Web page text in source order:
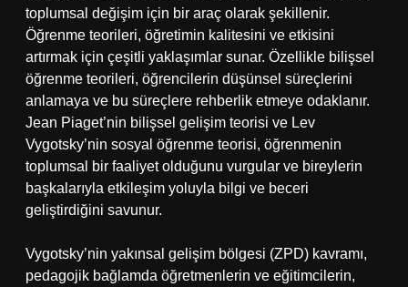
toplumsal değişim için bir araç olarak şekillenir.
Öğrenme teorileri, öğretimin kalitesini ve etkisini
artırmak için çeşitli yaklaşımlar sunar. Özellikle bilişsel
öğrenme teorileri, öğrencilerin düşünsel süreçlerini
anlamaya ve bu süreçlere rehberlik etmeye odaklanır.
Jean Piaget’nin bilişsel gelişim teorisi ve Lev
Vygotsky’nin sosyal öğrenme teorisi, öğrenmenin
toplumsal bir faaliyet olduğunu vurgular ve bireylerin
başkalarıyla etkileşim yoluyla bilgi ve beceri
geliştirdiğini savunur.
Vygotsky’nin yakınsal gelişim bölgesi (ZPD) kavramı,
pedagojik bağlamda öğretmenlerin ve eğitimcilerin,